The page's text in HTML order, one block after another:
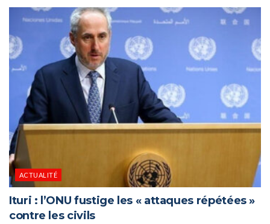
ACTUALITÉ
Ituri : l’ONU fustige les « attaques répétées »
contre les civils